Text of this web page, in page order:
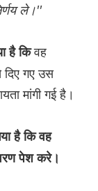
ले।''
है किवह
गए उस
मांगी गई है।
है कि वह
पेश करे।